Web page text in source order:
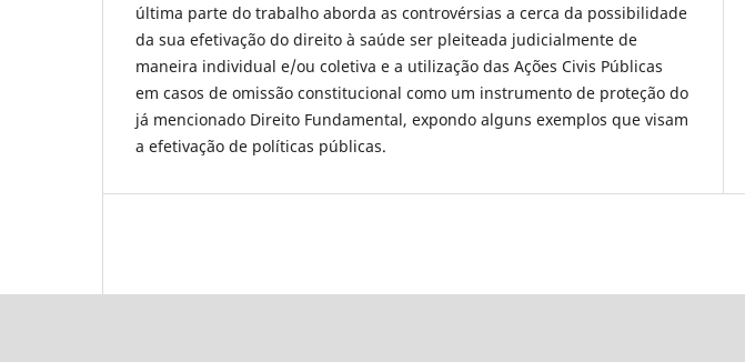
última parte do trabalho aborda as controvérsias a cerca da possibilidade
da sua efetivação do direito à saúde ser pleiteada judicialmente de
maneira individual e/ou coletiva e a utilização das Ações Civis Públicas
em casos de omissão constitucional como um instrumento de proteção do
já mencionado Direito Fundamental, expondo alguns exemplos que visam
a efetivação de políticas públicas.